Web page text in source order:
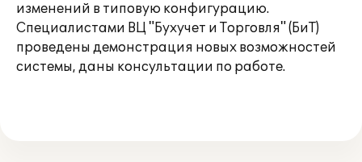
изменений в типовую конфигурацию.
Специалистами ВЦ "Бухучет и Торговля" (БиТ)
проведены демонстрация новых возможностей
системы, даны консультации по работе.